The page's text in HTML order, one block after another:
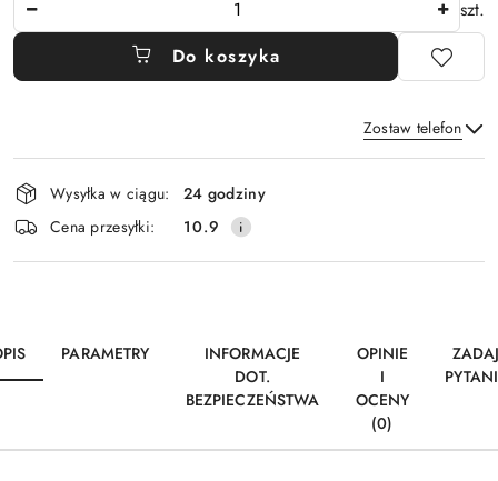
szt.
Do koszyka
Zostaw telefon
Wyślij
Dostępność
i
dostawa
Wysyłka w ciągu:
24 godziny
Cena przesyłki:
10.9
PARAMETRY
INFORMACJE
DOT.
BEZPIECZEŃSTWA
OPINIE
I
OCENY
(0)